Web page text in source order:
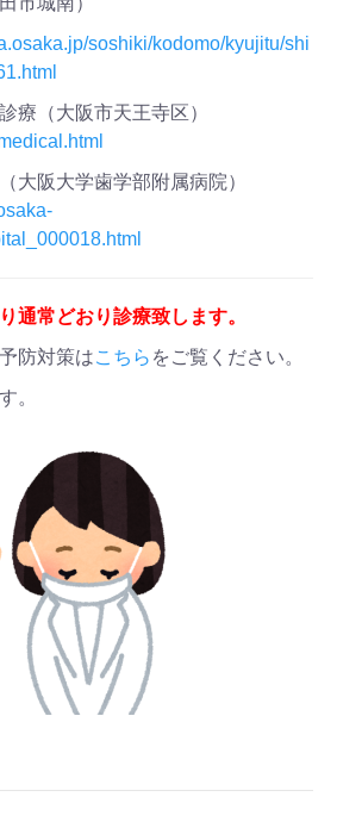
soshiki/kodomo/kyujitu/shi
療（大阪市天王寺区）
大阪大学歯学部附属病院）
通常どおり診療致します。
防対策はこちら をご覧ください。
。